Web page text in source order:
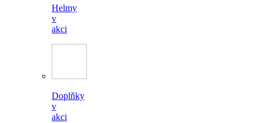
Helmy
v
akci
Doplňky
v
akci